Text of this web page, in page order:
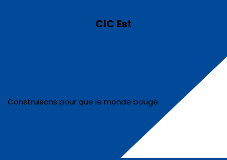
CIC Est
Construisons pour que le monde bouge.